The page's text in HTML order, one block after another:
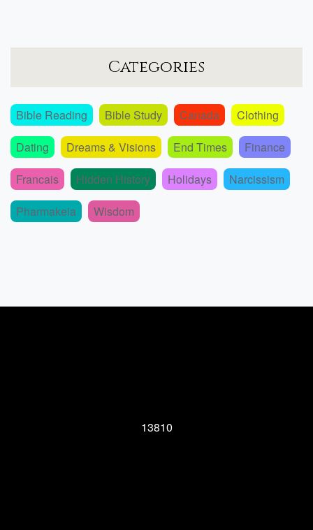
Categories
Bible Reading Bible Study Canada
Clothing
Dating
Dreams & Visions End Times
Finance
Francais
Hidden History Holidays
Narcissism
Pharmakeia
Wisdom
13810